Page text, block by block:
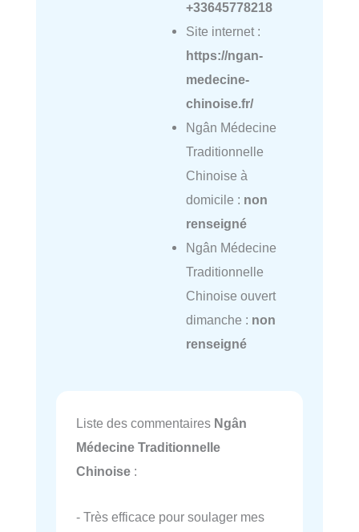
+33645778218
Site internet :
https://ngan-
medecine-
chinoise.fr/
Ngân Médecine
Traditionnelle
Chinoise à
domicile : non
renseigné
Ngân Médecine
Traditionnelle
Chinoise ouvert
dimanche : non
renseigné
Liste des commentaires Ngân
Médecine Traditionnelle
Chinoise :
- Très efficace pour soulager mes